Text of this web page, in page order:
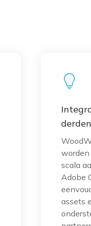
derden
worden
scala
Adobe
assets